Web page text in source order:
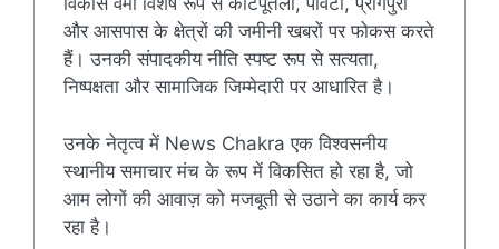
और आसपास के क्षेत्रों की जमीनी खबरों पर फोकस करते
हैं। उनकी संपादकीय नीति स्पष्ट रूप से सत्यता,
निष्पक्षता और सामाजिक जिम्मेदारी पर आधारित है।
उनके नेतृत्व में News Chakra एक विश्वसनीय
स्थानीय समाचार मंच के रूप में विकसित हो रहा है, जो
आम लोगों की आवाज़ को मजबूती से उठाने का कार्य कर
रहा है।